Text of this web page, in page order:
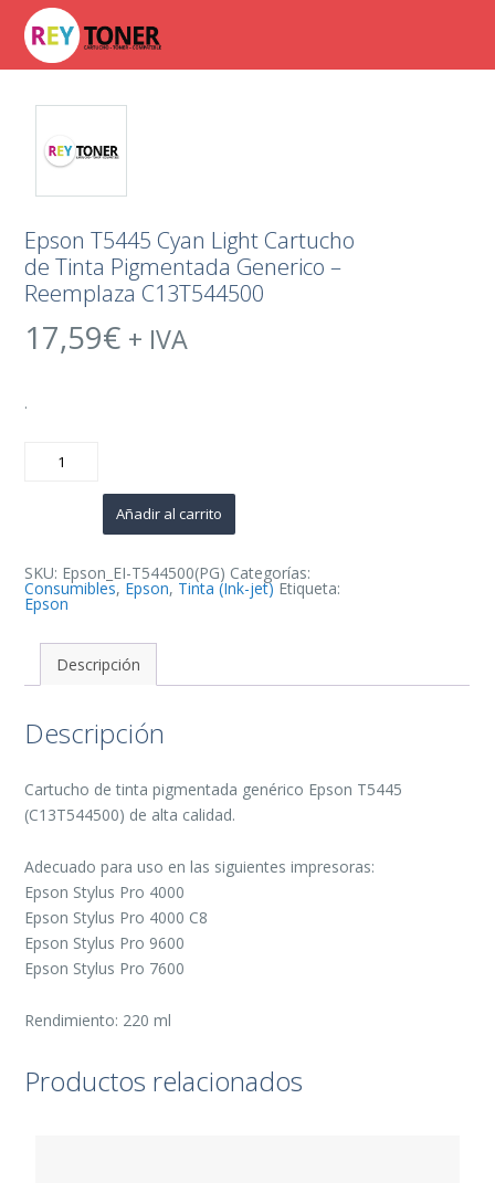
Epson T5445 Cyan Light Cartucho
de Tinta Pigmentada Generico –
Reemplaza C13T544500
17,59€ + IVA
.
T5445
Generico
-
Reemplaza
C13T544500
Añadir al carrito
SKU: Epson_EI-T544500(PG) Categorías:
Consumibles, Epson, Tinta (Ink-jet) Etiqueta:
Epson
Descripción
Descripción
Cartucho de tinta pigmentada genérico Epson T5445
(C13T544500) de alta calidad.
Adecuado para uso en las siguientes impresoras:
Epson Stylus Pro 4000
Epson Stylus Pro 4000 C8
Epson Stylus Pro 9600
Epson Stylus Pro 7600
Rendimiento: 220 ml
Productos relacionados